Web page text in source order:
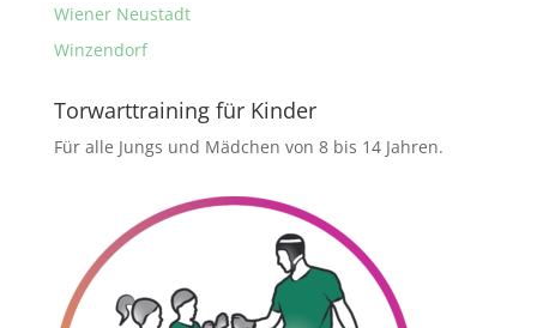
Wiener Neustadt
Winzendorf
Torwarttraining für Kinder
Für alle Jungs und Mädchen von 8 bis 14 Jahren.